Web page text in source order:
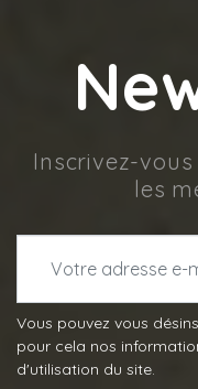
Inscrivez-
les
Vous pouvez vous
pour cela nos
d'utilisation du site.